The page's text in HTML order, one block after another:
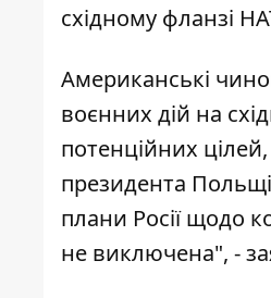
східному фланзі
Американські
воєнних дій на
потенційних
президента
плани Росії щодо
не виключена", -